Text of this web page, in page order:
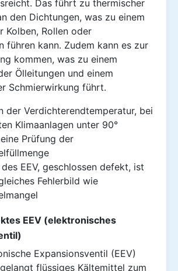
Das führt zu thermischer
den Dichtungen, was zu einem
Kolben, Rollen oder
führen kann. Zudem kann es zur
kommen, was zu einem
Ölleitungen und einem
Schmierwirkung führt.
der Verdichterendtemperatur, bei
Klimaanlagen unter 90°
Prüfung der
EEV, geschlossen defekt, ist
Fehlerbild wie
EEV (elektronisches
Expansionsventil (EEV)
flüssiges Kältemittel zum